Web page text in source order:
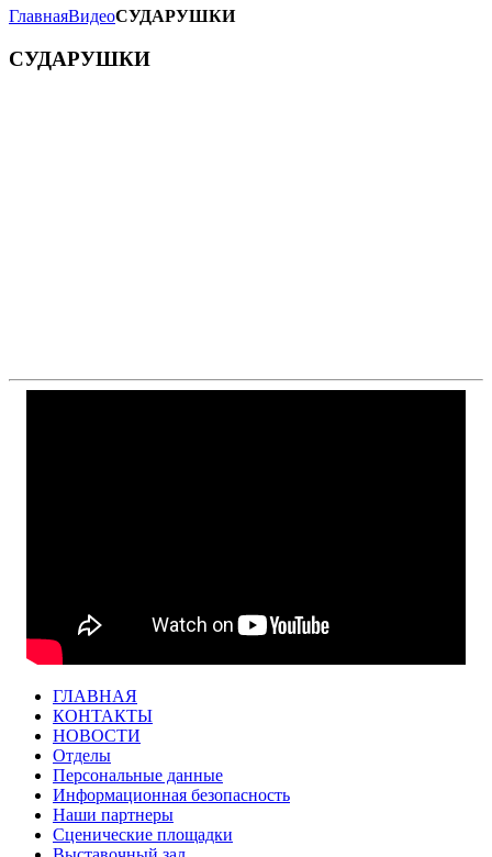
ГлавнаяВидеоСУДАРУШКИ
СУДАРУШКИ
ГЛАВНАЯ
КОНТАКТЫ
НОВОСТИ
Отделы
Персональные данные
Информационная безопасность
Наши партнеры
Сценические площадки